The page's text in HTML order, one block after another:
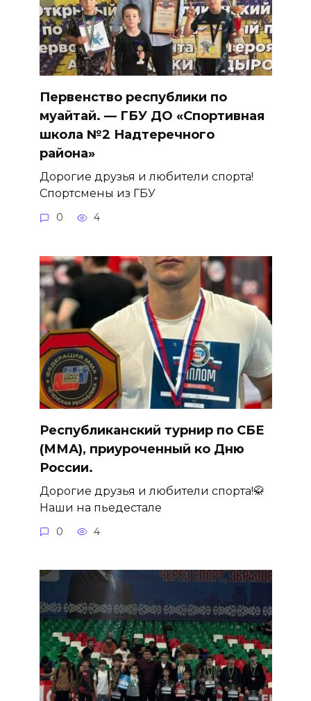
Первенство республики по
муайтай. — ГБУ ДО «Спортивная
школа №2 Надтеречного
района»
Дорогие друзья и любители спорта!
Спортсмены из ГБУ
0 4
Республиканский турнир по СБЕ
(ММА), приуроченный ко Дню
России.
Дорогие друзья и любители спорта!🥋
Наши на пьедестале
0 4